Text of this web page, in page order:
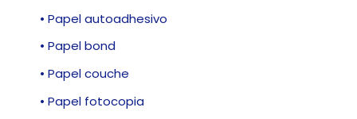
• Papel autoadhesivo
• Papel bond
• Papel couche
• Papel fotocopia